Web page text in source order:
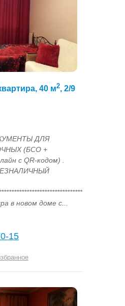
40 м2, 2/9
ДЛЯ
(БСО +
с QR-кодом) .
в новом доме с...
15